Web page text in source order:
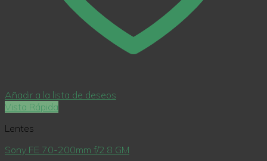
Añadir a la lista de deseos
Vista Rápida
Lentes
Sony FE 70-200mm f/2.8 GM